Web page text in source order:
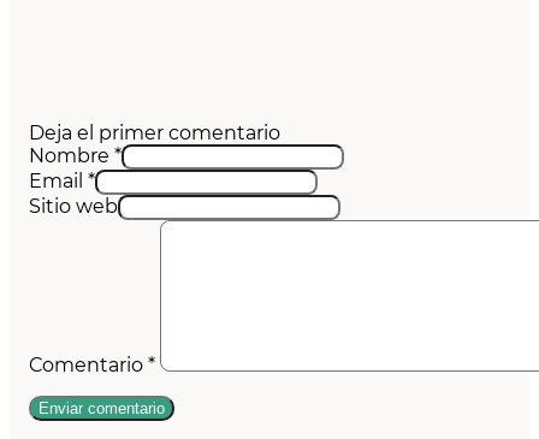
Deja el primer comentario
Nombre *
Email *
Sitio web
Comentario *